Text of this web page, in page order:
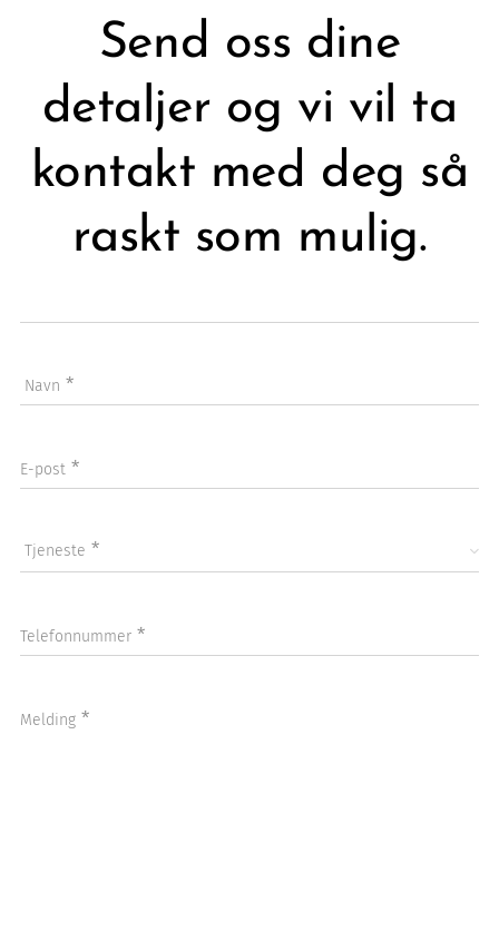
Send oss dine
detaljer og vi vil ta
kontakt med deg så
raskt som mulig.
Navn
E-post
Tjeneste
Telefonnummer
Melding